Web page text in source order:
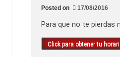
Posted on 17/08/2016
Para que no te pierdas
Click para obtener tu